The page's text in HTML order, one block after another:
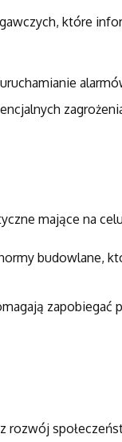
które
mające na
budowlane,
zapobiegać
rozwój